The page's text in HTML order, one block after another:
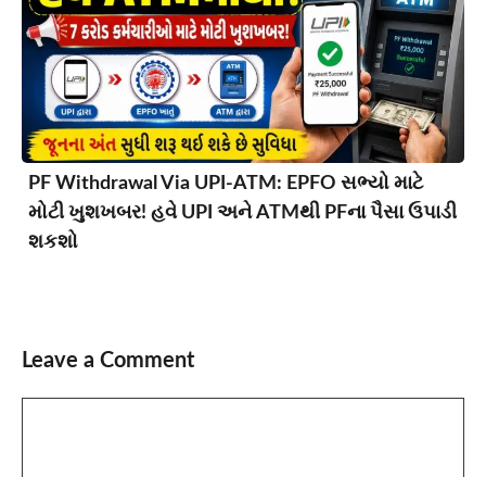
PF Withdrawal Via UPI-ATM: EPFO સભ્યો માટે
મોટી ખુશખબર! હવે UPI અને ATMથી PFના પૈસા ઉપાડી
શકશો
Leave a Comment